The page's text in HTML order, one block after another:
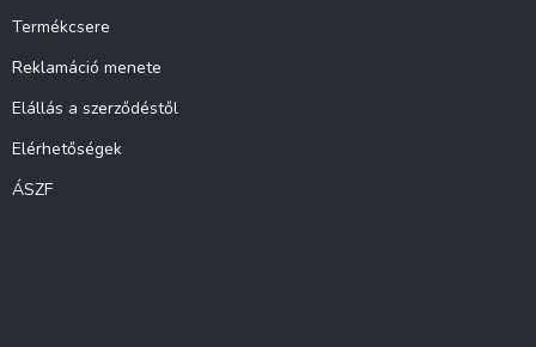
Termékcsere
Reklamáció menete
Elállás a szerződéstől
Elérhetőségek
ÁSZF